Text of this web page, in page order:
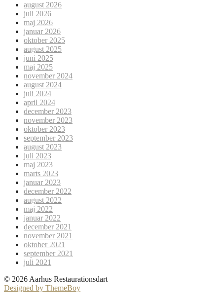
august 2026
juli 2026
maj 2026
januar 2026
oktober 2025
august 2025
juni 2025
maj 2025
november 2024
august 2024
juli 2024
april 2024
december 2023
november 2023
oktober 2023
september 2023
august 2023
juli 2023
maj 2023
marts 2023
januar 2023
december 2022
august 2022
maj 2022
januar 2022
december 2021
november 2021
oktober 2021
september 2021
juli 2021
© 2026 Aarhus Restaurationsdart
Designed by ThemeBoy